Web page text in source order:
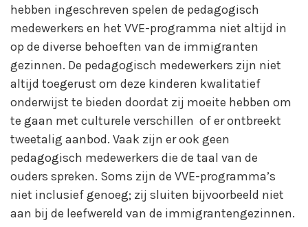
hebben ingeschreven spelen de pedagogisch
medewerkers en het VVE-programma niet altijd in
op de diverse behoeften van de immigranten
gezinnen. De pedagogisch medewerkers zijn niet
altijd toegerust om deze kinderen kwalitatief
onderwijst te bieden doordat zij moeite hebben om
te gaan met culturele verschillen of er ontbreekt
tweetalig aanbod. Vaak zijn er ook geen
pedagogisch medewerkers die de taal van de
ouders spreken. Soms zijn de VVE-programma’s
niet inclusief genoeg; zij sluiten bijvoorbeeld niet
aan bij de leefwereld van de immigrantengezinnen.